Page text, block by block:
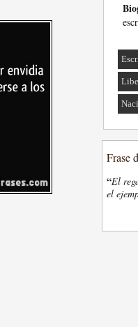
Frase
“El
el